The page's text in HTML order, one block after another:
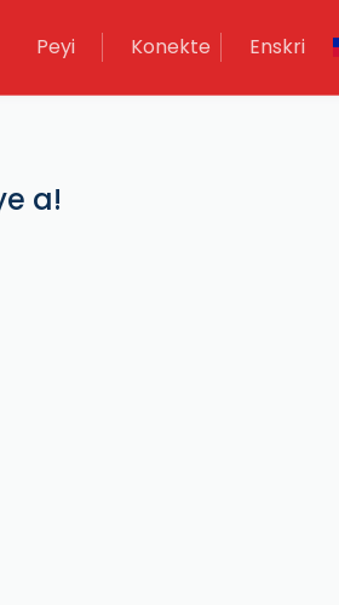
Peyi Konekte Enskri
a!